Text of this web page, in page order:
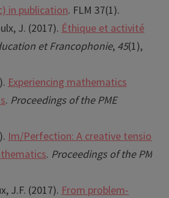
in publication. FLM 37(1).
J. (2017). Éthique et activité
et Francophonie, 45(1),
Experiencing mathematics
. Proceedings of the PME
Im/Perfection: A creative tension
. Proceedings of the PME
J.F. (2017). From problem-